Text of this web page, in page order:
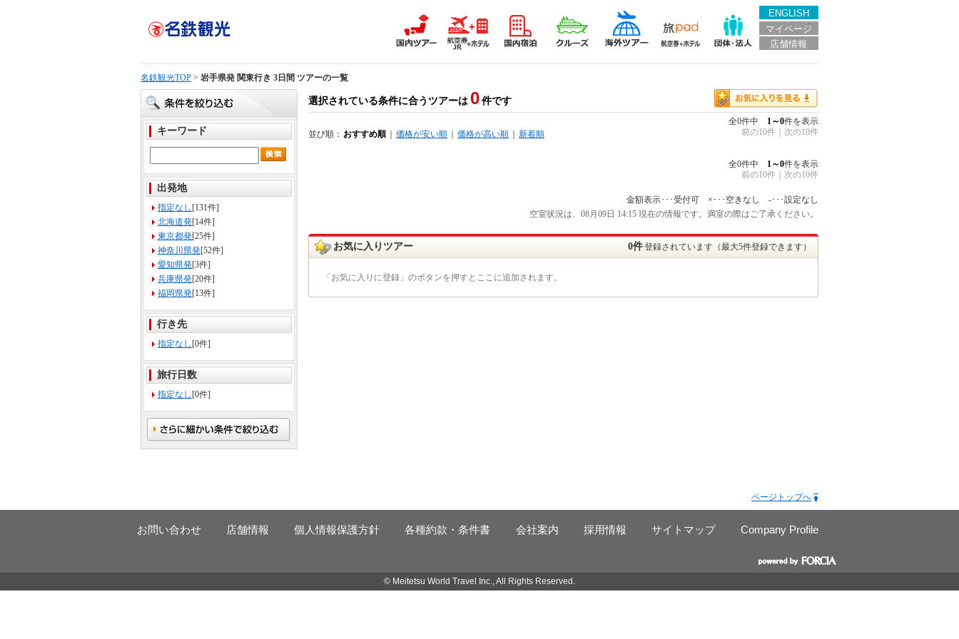
ENGLISH
マイページ
店舗情報
名鉄観光TOP > 岩手県発 関東行き 3日間 ツアーの一覧
キーワード
出発地
指定なし [131件]
北海道発[14件]
東京都発[25件]
神奈川県発[52件]
愛知県発[3件]
兵庫県発[20件]
福岡県発[13件]
行き先
指定なし [0件]
旅行日数
指定なし [0件]
選択されている条件に合うツアーは 0 件です
並び順： おすすめ順 価格が安い順 価格が高い順 新着順
全0件中 1～0件を表示
前の10件
次の10件
全0件中 1～0件を表示
前の10件
次の10件
金額表示･･･受付可 ×･･･空きなし -･･･設定なし
空室状況は、08月09日 14:15 現在の情報です。満室の際はご了承ください。
お気に入りツアー 0件登録されています（最大5件登録できます）
「お気に入りに登録」のボタンを押すとここに追加されます。
ページトップへ
お問い合わせ 店舗情報 個人情報保護方針 各種約款・条件書 会社案内 採用情報 サイトマップ Company Profile
© Meitetsu World Travel Inc., All Rights Reserved.